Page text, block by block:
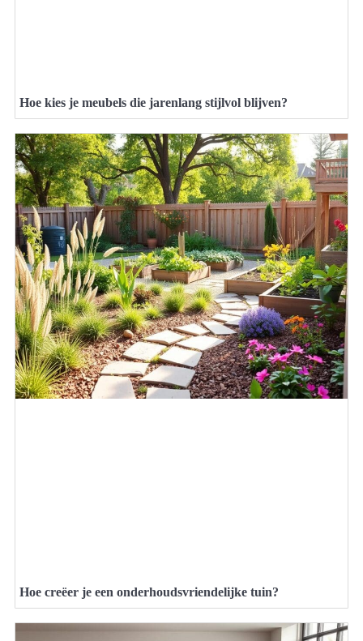
Hoe kies je meubels die jarenlang stijlvol blijven?
Hoe creëer je een onderhoudsvriendelijke tuin?